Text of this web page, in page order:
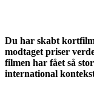
Du har skabt
modtaget priser
filmen har fået så
international